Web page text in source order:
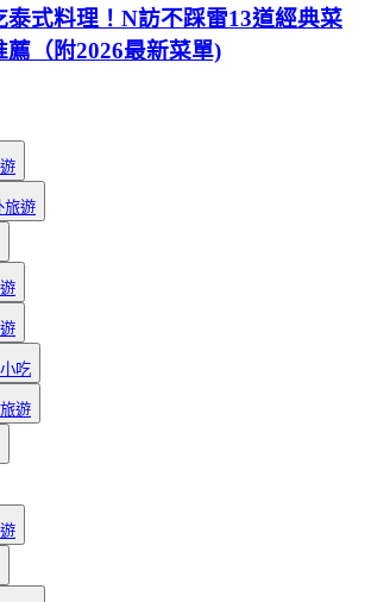
泰式料理！N訪不踩雷13道經典菜
薦（附2026最新菜單)
旅遊
吃
遊